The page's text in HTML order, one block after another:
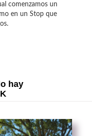
comenzamos un
en un Stop que
hay